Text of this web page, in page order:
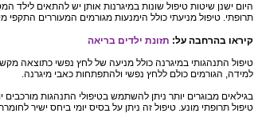
היום ישנן שיטות טיפול שונות במיגרנות אותן יש להתאים לילד
תרופתי. טיפול מניעתי כולל הימנעות מגורמים המעוררים התקפי
קיראו בהרחבה על: תזונת ילדים בריאה
טיפול התנהגותי במיגרנה כולל מניעה של לחץ נפשי כתוצאה
למידה, הגורמים כולם ללחץ נפשי ולהתפתחות כאבי מיגרנה.
בגילאים מבוגרים יותר ניתן להשתמש בטיפולי התנהגות
טיפול תרופתי מונע. טיפול זה ניתן על בסיס יומי ביחס ישיר